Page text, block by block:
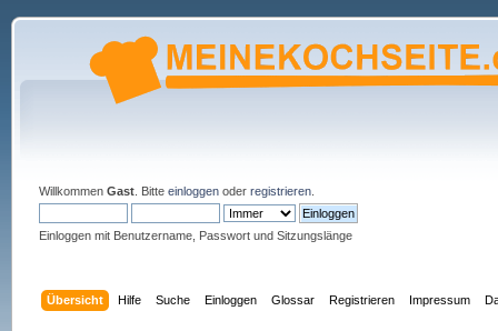
Willkommen Gast. Bitte einloggenoder registrieren.
Einloggen mit Benutzername, Passwort und Sitzungslänge
Übersicht Hilfe Suche Einloggen Glossar Registrieren Impressum